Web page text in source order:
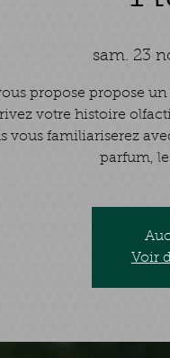
sam. 23
propose propose
votre histoire
vous familiariserez
Voir